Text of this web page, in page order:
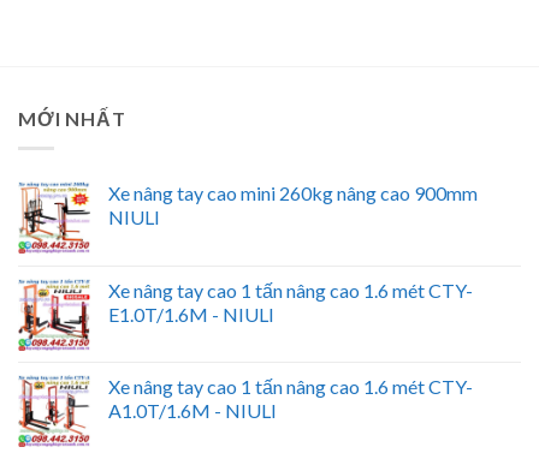
MỚI NHẤT
Xe nâng tay cao mini 260kg nâng cao 900mm
NIULI
Xe nâng tay cao 1 tấn nâng cao 1.6 mét CTY-
E1.0T/1.6M - NIULI
Xe nâng tay cao 1 tấn nâng cao 1.6 mét CTY-
A1.0T/1.6M - NIULI